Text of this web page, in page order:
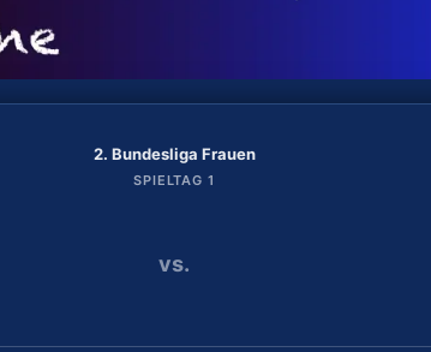
2. Bundesliga Frauen
SPIELTAG 1
vs.
2. Bundesliga Frauen
SPIELTAG 2
vs.